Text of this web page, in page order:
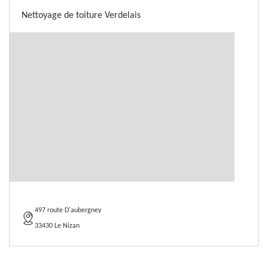
Nettoyage de toiture Verdelais
497 route D'aubergney
33430 Le Nizan